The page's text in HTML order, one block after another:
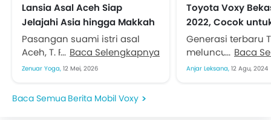
Lansia Asal Aceh Siap
Jelajahi Asia hingga Makkah
dan Eropa Pakai Toyota Voxy
Pasangan suami istri asal
Aceh, T. Faisal Laksamana
(65) dan dr. Indriati (61),
perjalanan darat lintas
negara...
Baca Selengkapnya
Zenuar Yoga, 12 Mei, 2026
Toyota Voxy
2022, Cocok
Akomodasi
Generasi terbaru
meluncur pada
Kala itu TAM
Baca
Anjar Leksana, 12 Agu, 2024
Berita Mobil Voxy